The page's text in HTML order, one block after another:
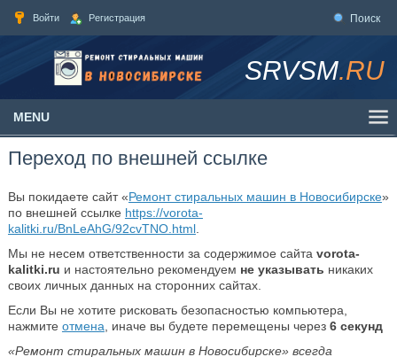
Войти Регистрация Поиск
SRVSM.RU
MENU
Переход по внешней ссылке
Вы покидаете сайт «Ремонт стиральных машин в Новосибирске»
по внешней ссылке https://vorota-
kalitki.ru/BnLeAhG/92cvTNO.html.
Мы не несем ответственности за содержимое сайта vorota-
kalitki.ru и настоятельно рекомендуем не указывать никаких
своих личных данных на сторонних сайтах.
Если Вы не хотите рисковать безопасностью компьютера,
нажмите отмена , иначе вы будете перемещены через 6секунд
«Ремонт стиральных машин в Новосибирске» всегда